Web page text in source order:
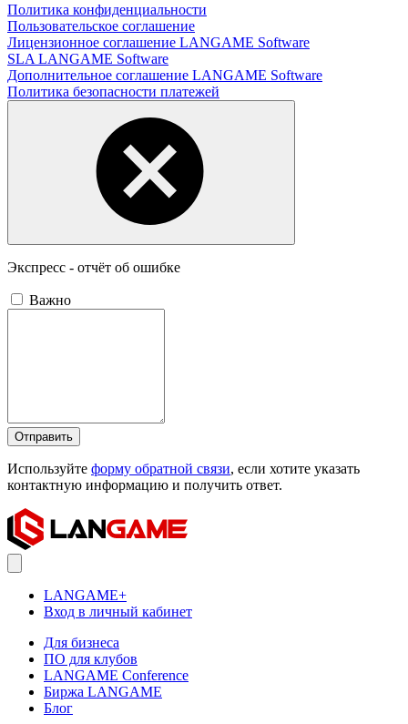
Политика конфиденциальности
Пользовательское соглашение
Лицензионное соглашение LANGAME Software
SLA LANGAME Software
Дополнительное соглашение LANGAME Software
Политика безопасности платежей
Экспресс - отчёт об ошибке
Важно
Отправить
Используйте форму обратной связи, если хотите указать
контактную информацию и получить ответ.
LANGAME+
Вход в личный кабинет
Для бизнеса
ПО для клубов
LANGAME Conference
Биржа LANGAME
Блог